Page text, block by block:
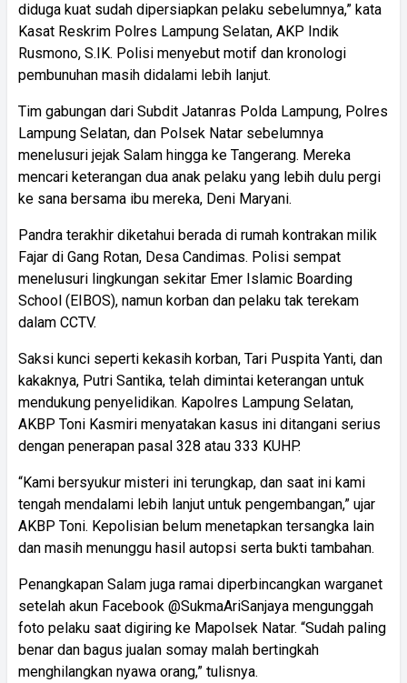
diduga kuat sudah dipersiapkan pelaku sebelumnya,” kata
Kasat Reskrim Polres Lampung Selatan, AKP Indik
Rusmono, S.IK. Polisi menyebut motif dan kronologi
pembunuhan masih didalami lebih lanjut.
Tim gabungan dari Subdit Jatanras Polda Lampung, Polres
Lampung Selatan, dan Polsek Natar sebelumnya
menelusuri jejak Salam hingga ke Tangerang. Mereka
mencari keterangan dua anak pelaku yang lebih dulu pergi
ke sana bersama ibu mereka, Deni Maryani.
Pandra terakhir diketahui berada di rumah kontrakan milik
Fajar di Gang Rotan, Desa Candimas. Polisi sempat
menelusuri lingkungan sekitar Emer Islamic Boarding
School (EIBOS), namun korban dan pelaku tak terekam
dalam CCTV.
Saksi kunci seperti kekasih korban, Tari Puspita Yanti, dan
kakaknya, Putri Santika, telah dimintai keterangan untuk
mendukung penyelidikan. Kapolres Lampung Selatan,
AKBP Toni Kasmiri menyatakan kasus ini ditangani serius
dengan penerapan pasal 328 atau 333 KUHP.
“Kami bersyukur misteri ini terungkap, dan saat ini kami
tengah mendalami lebih lanjut untuk pengembangan,” ujar
AKBP Toni. Kepolisian belum menetapkan tersangka lain
dan masih menunggu hasil autopsi serta bukti tambahan.
Penangkapan Salam juga ramai diperbincangkan warganet
setelah akun Facebook @SukmaAriSanjaya mengunggah
foto pelaku saat digiring ke Mapolsek Natar. “Sudah paling
benar dan bagus jualan somay malah bertingkah
menghilangkan nyawa orang,” tulisnya.